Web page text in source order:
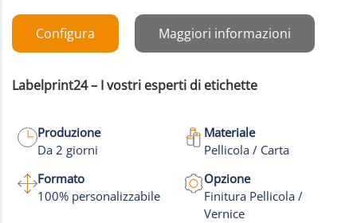
Configura Maggiori informazioni
Labelprint24 – I vostri esperti di etichette
Produzione
Da 2 giorni
Materiale
Pellicola / Carta
Formato
100% personalizzabile
Opzione
Finitura Pellicola /
Vernice